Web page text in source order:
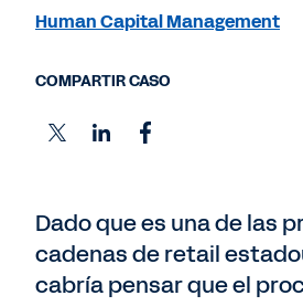
Dado que es una de las
cadenas de retail
cabría pensar que el
Human Capital Management
COMPARTIR CASO